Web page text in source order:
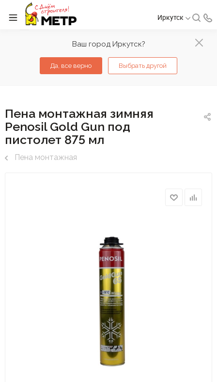
Ваш город Иркутск?
Да, все верно Выбрать другой
Иркутск
Пена монтажная зимняя
Penosil Gold Gun под
пистолет 875 мл
Пена монтажная